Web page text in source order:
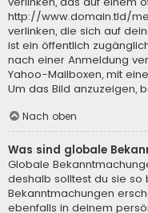
http://www.domain.tld/
verlinken, die sich auf
ist ein öffentlich
nach einer Anmeldung
Yahoo-Mailboxen, mit
Um das Bild anzuzeigen,
Nach oben
Was sind globale
Globale
deshalb solltest du sie
Bekanntmachungen
ebenfalls in deinem